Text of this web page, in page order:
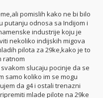
pomislih kako ne bi bilo
putanju odnosa sa Indijom i
industrije koju je
nekoliko indijskih migova
pilota za 29ke,kako je to
ratnom
slucaju pocinje da se
samo koliko im se mogu
da g4 i ostali trenazni
mlade pilote na 29ke